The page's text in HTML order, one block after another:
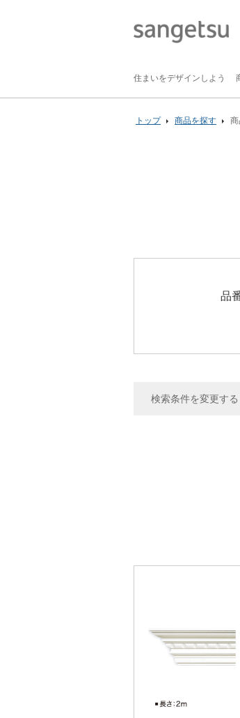
住まいをデザインしよう
トップ 商品を探す
品
検索条件を変更する